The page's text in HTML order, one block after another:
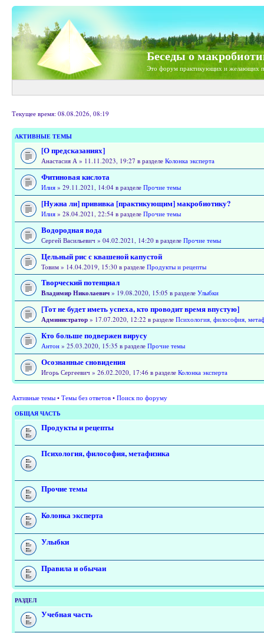
Беседы о
Это форум практикующих и желающих
Текущее время: 08.08.2026, 08:19
АКТИВНЫЕ ТЕМЫ
[О предсказаниях]
Анастасия А » 11.11.2023, 19:27 в разделе Колонка эксперта
Фитиновая кислота
Илия » 29.11.2021, 14:04 в разделе Прочие темы
[Нужна ли] прививка [практикующим] макробиотику?
Илия » 28.04.2021, 22:54 в разделе Прочие темы
Водородная вода
Сергей Васильевич » 04.02.2021, 14:20 в разделе Прочие темы
Цельный рис с квашеной капустой
Товим » 14.04.2019, 15:30 в разделе Продукты и рецепты
Творческий потенциал
Владимир Николаевич » 19.08.2020, 15:05 в разделе Улыбки
[Тот не будет иметь успеха, кто проводит время впустую]
Администратор » 17.07.2020, 12:22 в разделе Психология, философия,
Кто больше подвержен вирусу
Антон » 25.03.2020, 15:35 в разделе Прочие темы
Осознанные сновидения
Игорь Сергеевич » 26.02.2020, 17:46 в разделе Колонка эксперта
Активные темы • Темы без ответов • Поиск по форуму
ОБЩАЯ ЧАСТЬ
Продукты и рецепты
Психология, философия, метафизика
Прочие темы
Колонка эксперта
Улыбки
Правила и обычаи
РАЗДЕЛ
Учебная часть